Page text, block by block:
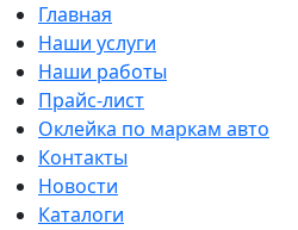
Главная
Наши услуги
Наши работы
Прайс-лист
Оклейка по маркам авто
Контакты
Новости
Каталоги